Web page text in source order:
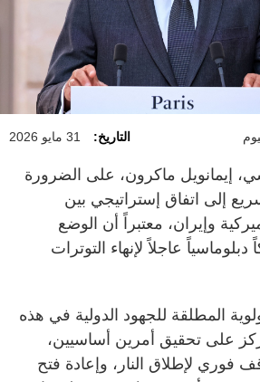
التاريخ: 31 مايو 2026
إيمانويل ماكرون، على الضرورة
إلى اتفاق إستراتيجي بين
وإيران، معتبراً أن الوضع
عاجلاً لإنهاء التوترات
المطلقة للجهود الدولية في هذه
على تحقيق أمرين أساسيين،
فوري لإطلاق النار، وإعادة فتح